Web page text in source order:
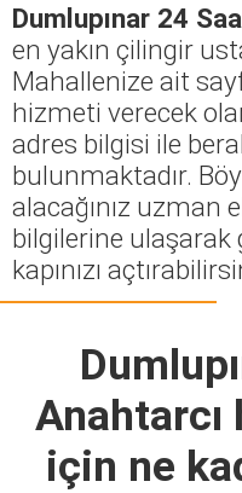
Dumlupınar 24
en yakın çilingir
Mahallenize ait
hizmeti verecek
adres bilgisi ile
bulunmaktadır.
alacağınız uzman
bilgilerine ulaşarak
kapınızı
Anahtarcı
için ne